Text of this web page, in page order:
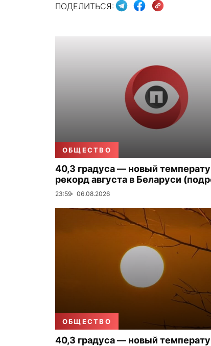
ПОДЕЛИТЬСЯ:
ОБЩЕСТВО
40,3 градуса — новый
рекорд августа в Беларуси
23:59 06.08.2026
ОБЩЕСТВО
40,3 градуса — новый